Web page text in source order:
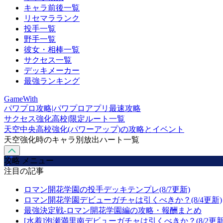
キャラ前後一覧
リセマラランク
投手一覧
野手一覧
彼女・相棒一覧
サクセス一覧
デッキメーカー
最強ランキング
GameWith
パワプロ攻略|パワプロアプリ最速攻略
サクセス強化高校|限定ルート一覧
天空中央高校強化(パワーアップ)の攻略とイベント
天空強化時のキャラ別放出ハート一覧
攻略 メニュー
注目の記事
ロマン開花学園の投手デッキテンプレ(8/7更新)
ロマン開花学園デビューガチャは引くべきか？(8/4更新)
最強決定戦-ロマン開花学園編の攻略・報酬まとめ
[水着]泡瀬満里南デビューガチャは引くべきか？(8/2更